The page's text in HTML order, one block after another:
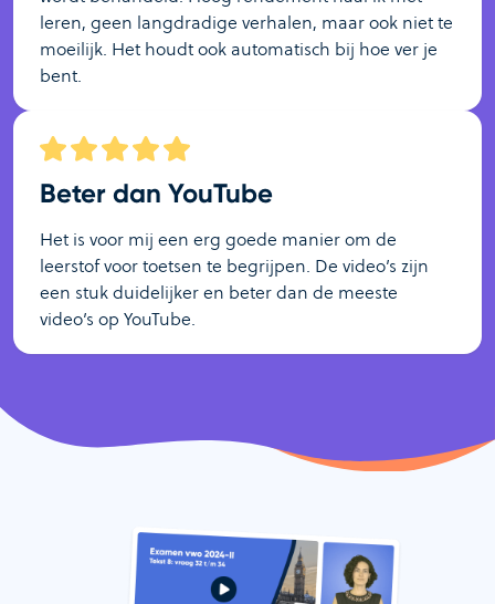
leren, geen langdradige verhalen, maar ook niet te
moeilijk. Het houdt ook automatisch bij hoe ver je
bent.
Beter dan YouTube
Het is voor mij een erg goede manier om de
leerstof voor toetsen te begrijpen. De video’s zijn
een stuk duidelijker en beter dan de meeste
video’s op YouTube.